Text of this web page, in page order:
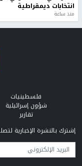
انتخابات ديمقراطية
منذ ساعة
فلسطينيات
شؤون إسرائيلية
تقارير
إشترك بالنشرة الإخبارية
البريد الإلكتروني